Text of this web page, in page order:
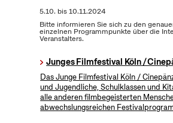
5.10. bis10.11.2024
Bitte informieren Sie sich zu den
einzelnen Programmpunkte über die
Veranstalters.
Junges Filmfestival Köln /
Das Junge Filmfestival Köln /
und Jugendliche, Schulklassen und
alle anderen filmbegeisterten
abwechslungsreichen